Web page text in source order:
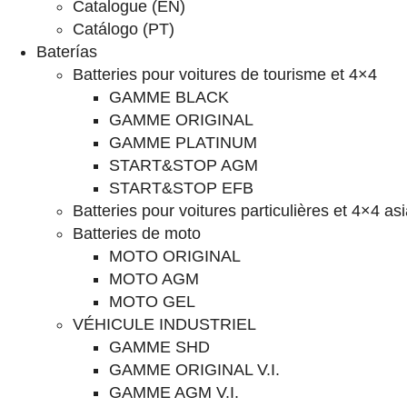
Catalogue (EN)
Catálogo (PT)
Baterías
Batteries pour voitures de tourisme et 4×4
GAMME BLACK
GAMME ORIGINAL
GAMME PLATINUM
START&STOP AGM
START&STOP EFB
Batteries pour voitures particulières et 4×4
Batteries de moto
MOTO ORIGINAL
MOTO AGM
MOTO GEL
VÉHICULE INDUSTRIEL
GAMME SHD
GAMME ORIGINAL V.I.
GAMME AGM V.I.